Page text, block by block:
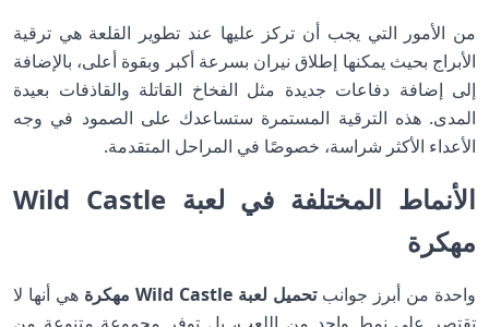
من الأمور التي يجب أن تركز عليها عند تطوير القلعة هي ترقية
الأبراج بحيث يمكنها إطلاق نيران بسرعة أكبر وبقوة أعلى، بالإضافة
إلى إضافة دفاعات جديدة مثل الفخاخ القاتلة والقاذفات بعيدة
المدى. هذه الترقية المستمرة ستساعدك على الصمود في وجه
الأعداء الأكثر شراسة، خصوصًا في المراحل المتقدمة.
الأنماط المختلفة في لعبة Wild Castle
مهكرة
واحدة من أبرز جوانبتحميل لعبة Wild Castle مهكرة
هي أنها لا